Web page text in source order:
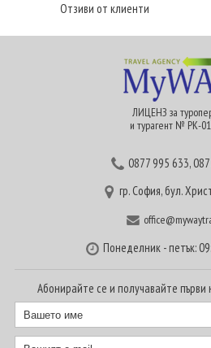
Отзиви от клиенти
ЛИЦЕНЗ за
и турагент № РК-
0877 995 633,
гр. София, бул.
Понеделник - петък:
Абонирайте се и получавайте